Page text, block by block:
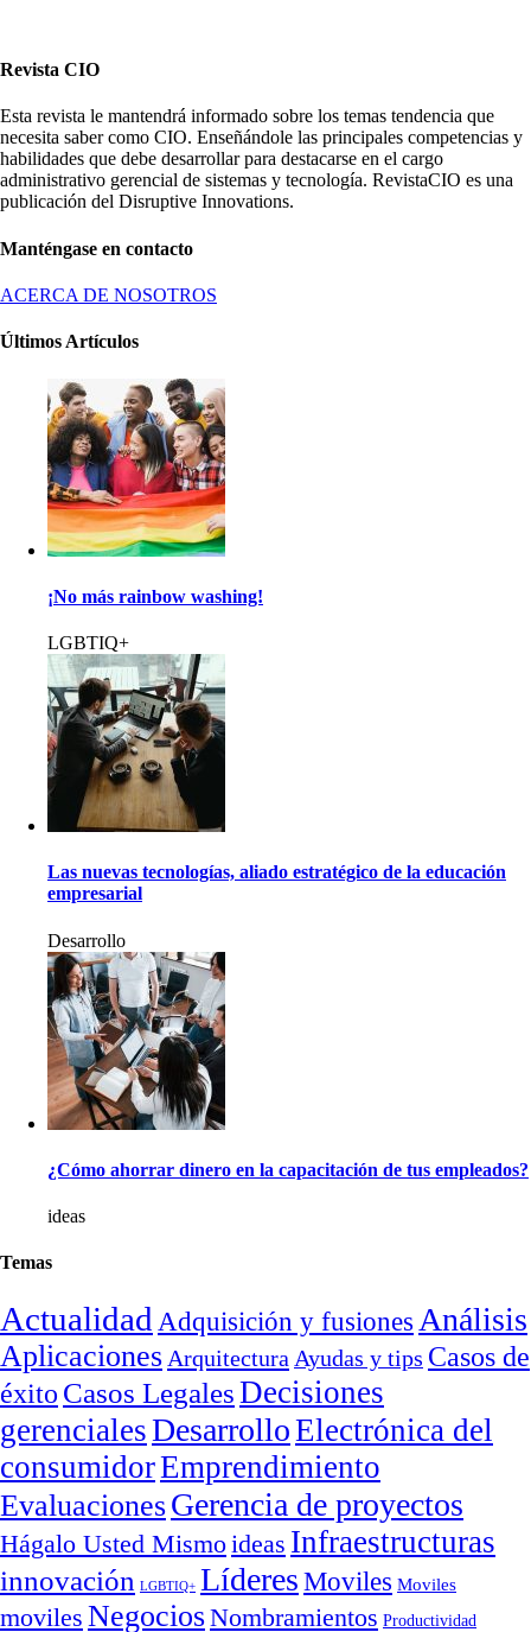
Revista CIO
Esta revista le mantendrá informado sobre los temas tendencia que
necesita saber como CIO. Enseñándole las principales competencias y
habilidades que debe desarrollar para destacarse en el cargo
administrativo gerencial de sistemas y tecnología. RevistaCIO es una
publicación del Disruptive Innovations.
Manténgase en contacto
ACERCA DE NOSOTROS
Últimos Artículos
¡No más rainbow washing!
LGBTIQ+
Las nuevas tecnologías, aliado estratégico de la educación
empresarial
Desarrollo
¿Cómo ahorrar dinero en la capacitación de tus empleados?
ideas
Temas
Actualidad Adquisición y fusiones Análisis
Aplicaciones Arquitectura Ayudas y tips Casos de
éxito Casos LegalesDecisiones
gerencialesDesarrolloElectrónica del
consumidorEmprendimiento
EvaluacionesGerencia de proyectos
Hágalo Usted Mismoideas Infraestructuras
innovación LGBTIQ+ LíderesMoviles Moviles
moviles NegociosNombramientos Productividad